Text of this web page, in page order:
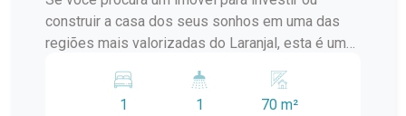
construir a casa dos seus sonhos em uma das
regiões mais valorizadas do Laranjal, esta é uma
alta, fora de zonas alagadiças, este imóvel está
em uma rua tranquila e com fácil acesso aos
1 1 70 m²